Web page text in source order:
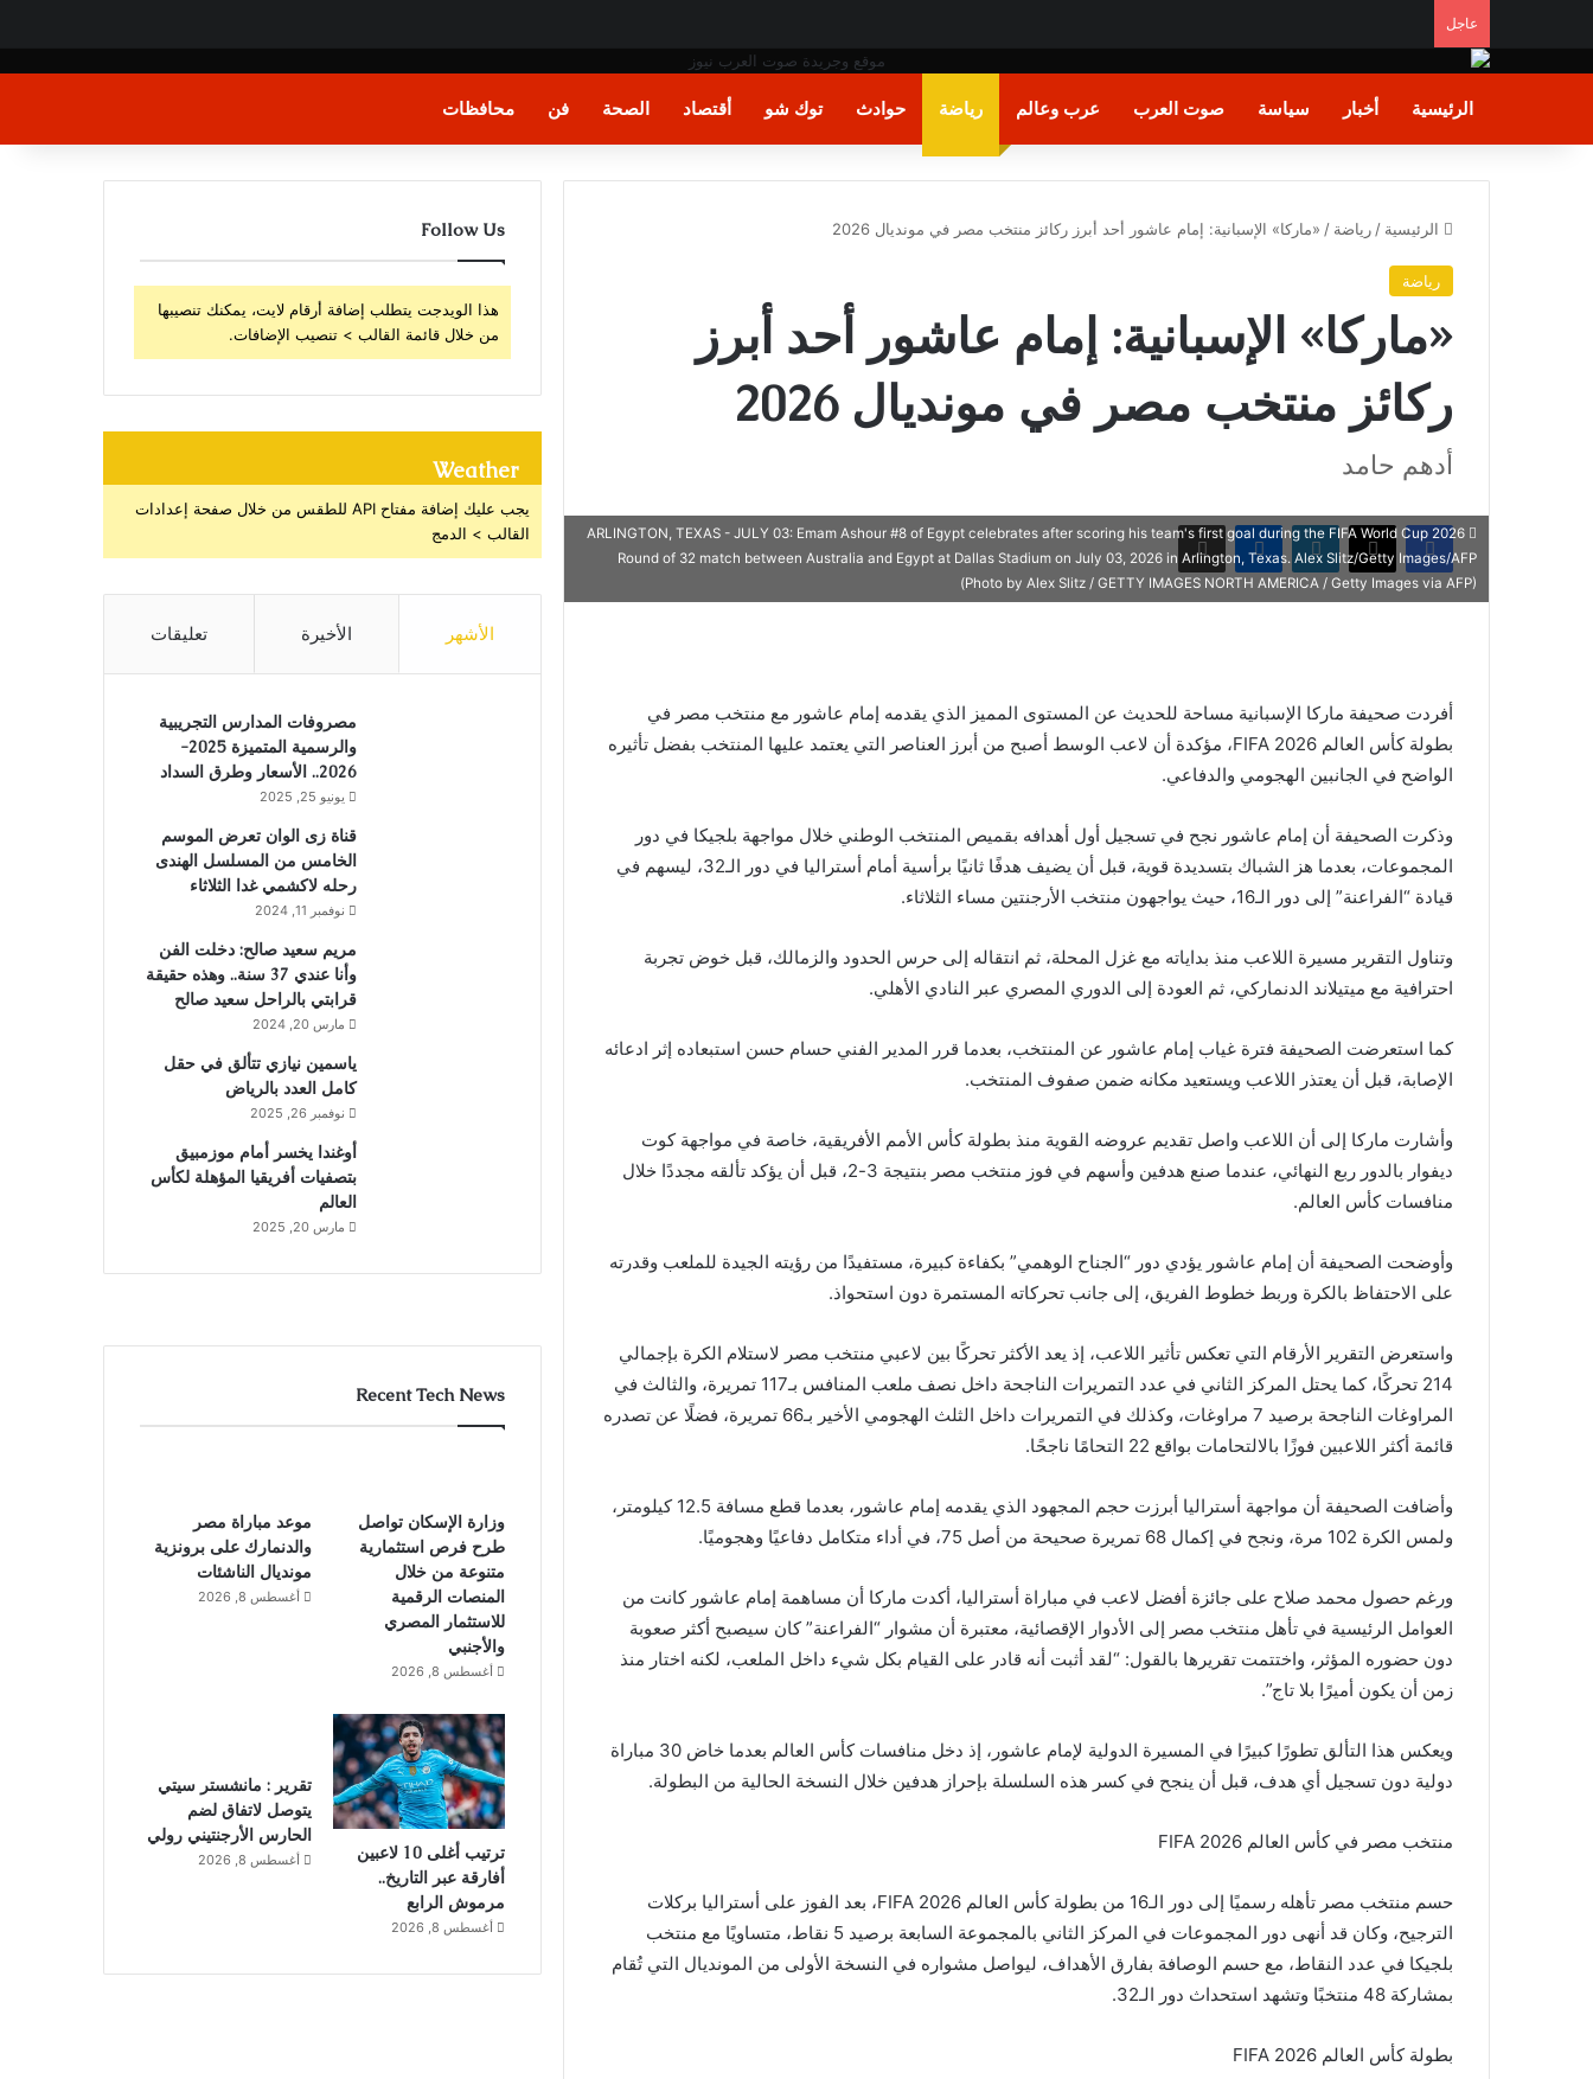
عاجل
الرئيسية أخبار سياسة صوت العرب عرب وعالم رياضة حوادث توك شو أقتصاد الصحة فن محافظات
الرئيسية / رياضة / «ماركا» الإسبانية: إمام عاشور أحد أبرز ركائز منتخب مصر في مونديال 2026
رياضة
«ماركا» الإسبانية: إمام عاشور أحد أبرز
ركائز منتخب مصر في مونديال 2026
أدهم حامد
فيسبوك X لينكدإن ماسنجر طباعة
ARLINGTON, TEXAS - JULY 03: Emam Ashour #8 of Egypt celebrates after scoring his team's first goal during the FIFA World Cup 2026
Round of 32 match between Australia and Egypt at Dallas Stadium on July 03, 2026 in Arlington, Texas. Alex Slitz/Getty Images/AFP
(Photo by Alex Slitz / GETTY IMAGES NORTH AMERICA / Getty Images via AFP)
أفردت صحيفة ماركا الإسبانية مساحة للحديث عن المستوى المميز الذي يقدمه إمام عاشور مع منتخب مصر في
بطولة كأس العالم FIFA 2026، مؤكدة أن لاعب الوسط أصبح من أبرز العناصر التي يعتمد عليها المنتخب بفضل تأثيره
الواضح في الجانبين الهجومي والدفاعي.
وذكرت الصحيفة أن إمام عاشور نجح في تسجيل أول أهدافه بقميص المنتخب الوطني خلال مواجهة بلجيكا في دور
المجموعات، بعدما هز الشباك بتسديدة قوية، قبل أن يضيف هدفًا ثانيًا برأسية أمام أستراليا في دور الـ32، ليسهم في
قيادة “الفراعنة” إلى دور الـ16، حيث يواجهون منتخب الأرجنتين مساء الثلاثاء.
وتناول التقرير مسيرة اللاعب منذ بداياته مع غزل المحلة، ثم انتقاله إلى حرس الحدود والزمالك، قبل خوض تجربة
احترافية مع ميتيلاند الدنماركي، ثم العودة إلى الدوري المصري عبر النادي الأهلي.
كما استعرضت الصحيفة فترة غياب إمام عاشور عن المنتخب، بعدما قرر المدير الفني حسام حسن استبعاده إثر ادعائه
الإصابة، قبل أن يعتذر اللاعب ويستعيد مكانه ضمن صفوف المنتخب.
وأشارت ماركا إلى أن اللاعب واصل تقديم عروضه القوية منذ بطولة كأس الأمم الأفريقية، خاصة في مواجهة كوت
ديفوار بالدور ربع النهائي، عندما صنع هدفين وأسهم في فوز منتخب مصر بنتيجة 3-2، قبل أن يؤكد تألقه مجددًا خلال
منافسات كأس العالم.
وأوضحت الصحيفة أن إمام عاشور يؤدي دور “الجناح الوهمي” بكفاءة كبيرة، مستفيدًا من رؤيته الجيدة للملعب وقدرته
على الاحتفاظ بالكرة وربط خطوط الفريق، إلى جانب تحركاته المستمرة دون استحواذ.
واستعرض التقرير الأرقام التي تعكس تأثير اللاعب، إذ يعد الأكثر تحركًا بين لاعبي منتخب مصر لاستلام الكرة بإجمالي
214 تحركًا، كما يحتل المركز الثاني في عدد التمريرات الناجحة داخل نصف ملعب المنافس بـ117 تمريرة، والثالث في
المراوغات الناجحة برصيد 7 مراوغات، وكذلك في التمريرات داخل الثلث الهجومي الأخير بـ66 تمريرة، فضلًا عن تصدره
قائمة أكثر اللاعبين فوزًا بالالتحامات بواقع 22 التحامًا ناجحًا.
وأضافت الصحيفة أن مواجهة أستراليا أبرزت حجم المجهود الذي يقدمه إمام عاشور، بعدما قطع مسافة 12.5 كيلومتر،
ولمس الكرة 102 مرة، ونجح في إكمال 68 تمريرة صحيحة من أصل 75، في أداء متكامل دفاعيًا وهجوميًا.
ورغم حصول محمد صلاح على جائزة أفضل لاعب في مباراة أستراليا، أكدت ماركا أن مساهمة إمام عاشور كانت من
العوامل الرئيسية في تأهل منتخب مصر إلى الأدوار الإقصائية، معتبرة أن مشوار “الفراعنة” كان سيصبح أكثر صعوبة
دون حضوره المؤثر، واختتمت تقريرها بالقول: “لقد أثبت أنه قادر على القيام بكل شيء داخل الملعب، لكنه اختار منذ
زمن أن يكون أميرًا بلا تاج”.
ويعكس هذا التألق تطورًا كبيرًا في المسيرة الدولية لإمام عاشور، إذ دخل منافسات كأس العالم بعدما خاض 30 مباراة
دولية دون تسجيل أي هدف، قبل أن ينجح في كسر هذه السلسلة بإحراز هدفين خلال النسخة الحالية من البطولة.
منتخب مصر في كأس العالم FIFA 2026
حسم منتخب مصر تأهله رسميًا إلى دور الـ16 من بطولة كأس العالم FIFA 2026، بعد الفوز على أستراليا بركلات
الترجيح، وكان قد أنهى دور المجموعات في المركز الثاني بالمجموعة السابعة برصيد 5 نقاط، متساويًا مع منتخب
بلجيكا في عدد النقاط، مع حسم الوصافة بفارق الأهداف، ليواصل مشواره في النسخة الأولى من المونديال التي تُقام
بمشاركة 48 منتخبًا وتشهد استحداث دور الـ32.
بطولة كأس العالم FIFA 2026
Follow Us
هذا الويدجت يتطلب إضافة أرقام لايت، يمكنك تنصيبها
من خلال قائمة القالب > تنصيب الإضافات.
Weather
يجب عليك إضافة مفتاح API للطقس من خلال صفحة إعدادات
القالب > الدمج
الأشهر الأخيرة تعليقات
مصروفات المدارس التجريبية
والرسمية المتميزة 2025-
2026.. الأسعار وطرق السداد
يونيو 25, 2025
قناة زى الوان تعرض الموسم
الخامس من المسلسل الهندى
رحله لاكشمي غدا الثلاثاء
نوفمبر 11, 2024
مريم سعيد صالح: دخلت الفن
وأنا عندي 37 سنة.. وهذه حقيقة
قرابتي بالراحل سعيد صالح
مارس 20, 2024
ياسمين نيازي تتألق في حقل
كامل العدد بالرياض
نوفمبر 26, 2025
أوغندا يخسر أمام موزمبيق
بتصفيات أفريقيا المؤهلة لكأس
العالم
مارس 20, 2025
Recent Tech News
وزارة الإسكان تواصل
طرح فرص استثمارية
متنوعة من خلال
المنصات الرقمية
للاستثمار المصري
والأجنبي
أغسطس 8, 2026
موعد مباراة مصر
والدنمارك على برونزية
مونديال الناشئات
أغسطس 8, 2026
ترتيب أغلى 10 لاعبين
أفارقة عبر التاريخ..
مرموش الرابع
أغسطس 8, 2026
تقرير : مانشستر سيتي
يتوصل لاتفاق لضم
الحارس الأرجنتيني رولي
أغسطس 8, 2026